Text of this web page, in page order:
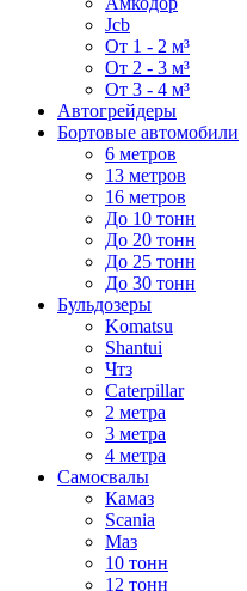
Jcb
От 1 - 2 м³
От 2 - 3 м³
От 3 - 4 м³
Автогрейдеры
Бортовые автомобили
6 метров
13 метров
16 метров
До 10 тонн
До 20 тонн
До 25 тонн
До 30 тонн
Бульдозеры
Komatsu
Shantui
Чтз
Caterpillar
2 метра
3 метра
4 метра
Самосвалы
Камаз
Scania
Маз
10 тонн
12 тонн